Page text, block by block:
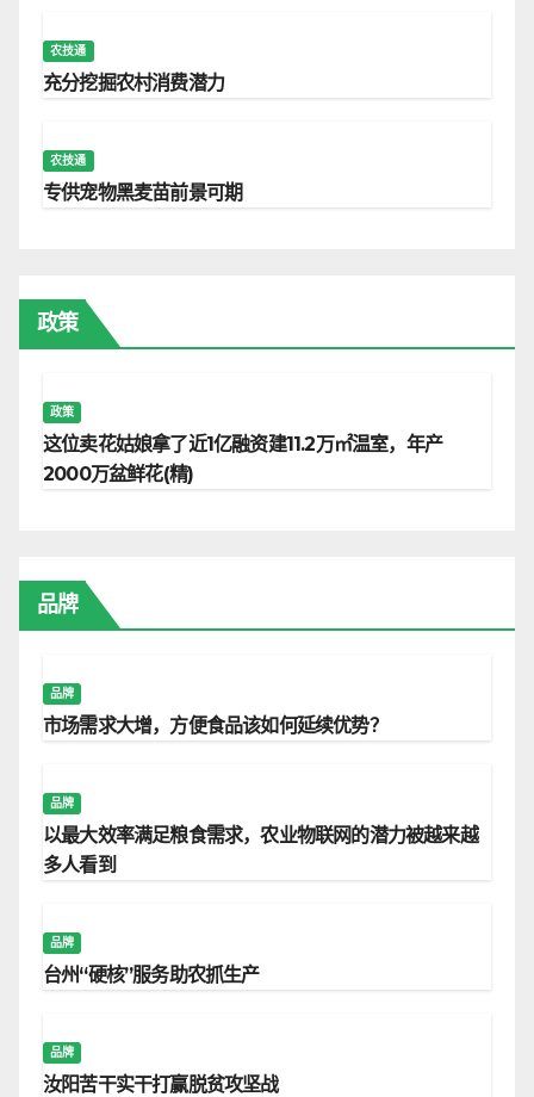
农技通
充分挖掘农村消费潜力
农技通
专供宠物黑麦苗前景可期
政策
政策
这位卖花姑娘拿了近1亿融资建11.2万㎡温室，年产
2000万盆鲜花(精)
品牌
品牌
市场需求大增，方便食品该如何延续优势？
品牌
以最大效率满足粮食需求，农业物联网的潜力被越来越
多人看到
品牌
台州“硬核”服务助农抓生产
品牌
汝阳苦干实干打赢脱贫攻坚战